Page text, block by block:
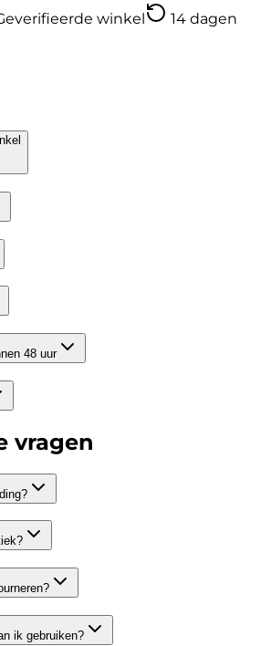
winkel
14 dagen
48 uur
vragen
ik gebruiken?